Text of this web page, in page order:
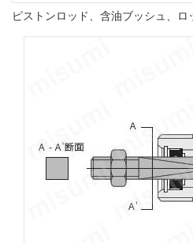
ピストンロッド、含油ブッシュ、